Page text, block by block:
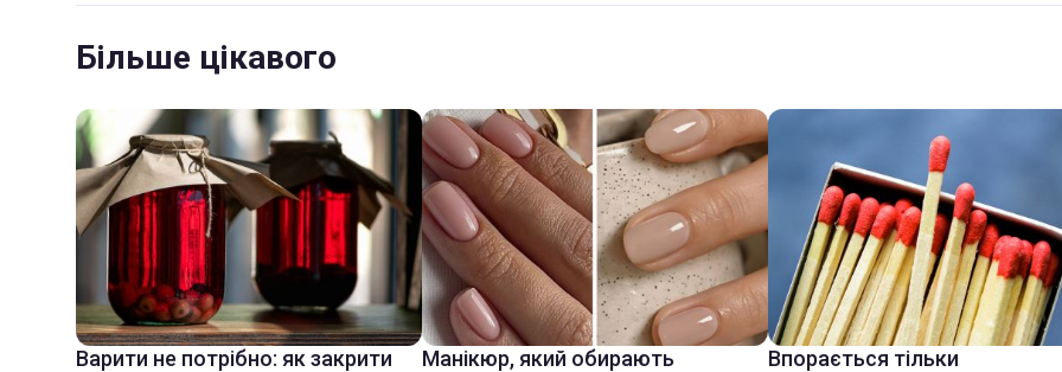
Більше цікавого
Варити не потрібно: як закрити Манікюр, який обирають Впорається тільки